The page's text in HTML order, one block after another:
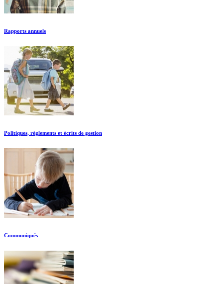
Rapports annuels
Politiques, règlements et écrits de gestion
Communiqués